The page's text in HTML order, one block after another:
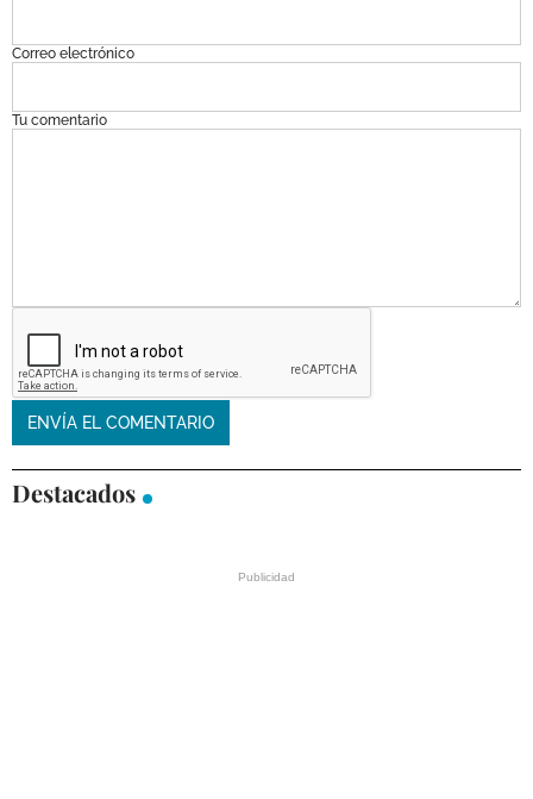
Correo electrónico
Tu comentario
Destacados